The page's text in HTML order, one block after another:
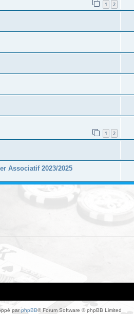
1 2
1 2
Associatif 2023/2025
parphpBB® Forum Software © phpBB Limited